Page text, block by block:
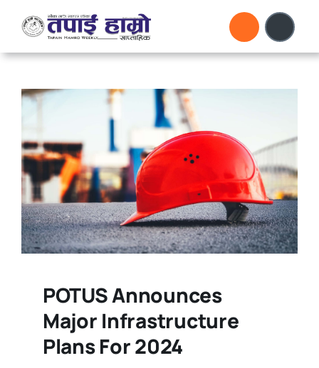
content
POTUS Announces
Major Infrastructure
Plans For 2024